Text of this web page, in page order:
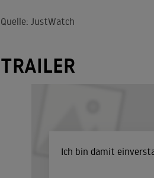
Quelle: JustWatch
TRAILER
Ich bin damit